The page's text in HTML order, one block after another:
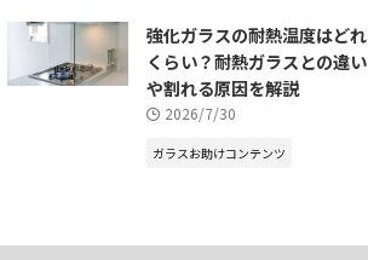
強化ガラスの耐熱温度はどれ
くらい？耐熱ガラスとの違い
や割れる原因を解説
2026/7/30
ガラスお助けコンテンツ